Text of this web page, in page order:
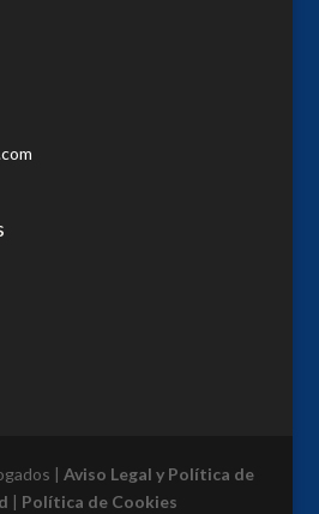
| Aviso Legal y Política de
| Política de Cookies